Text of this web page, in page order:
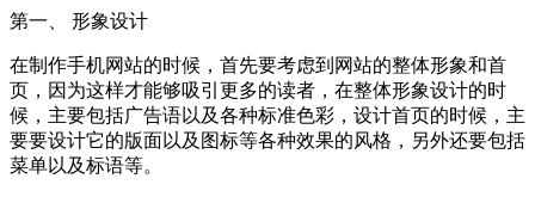
第一、 形象设计
在制作手机网站的时候，首先要考虑到网站的整体形象和首
页，因为这样才能够吸引更多的读者，在整体形象设计的时
候，主要包括广告语以及各种标准色彩，设计首页的时候，主
要要设计它的版面以及图标等各种效果的风格，另外还要包括
菜单以及标语等。